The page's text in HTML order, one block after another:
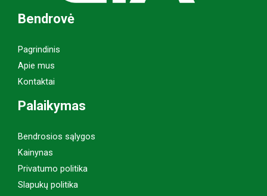
Bendrovė
Pagrindinis
Apie mus
Kontaktai
Palaikymas
Bendrosios sąlygos
Kainynas
Privatumo politika
Slapukų politika